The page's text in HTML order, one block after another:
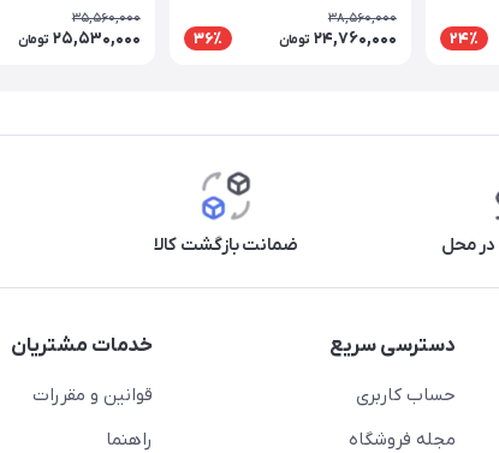
24٪
38,560,000
24,760,000 تومان 36٪
35,560,000
25,530,000 تومان
در محل ضمانت بازگشت کالا
دسترسی سریع
حساب کاربری
مجله فروشگاه
خدمات مشتریان
قوانین و مقررات
راهنما